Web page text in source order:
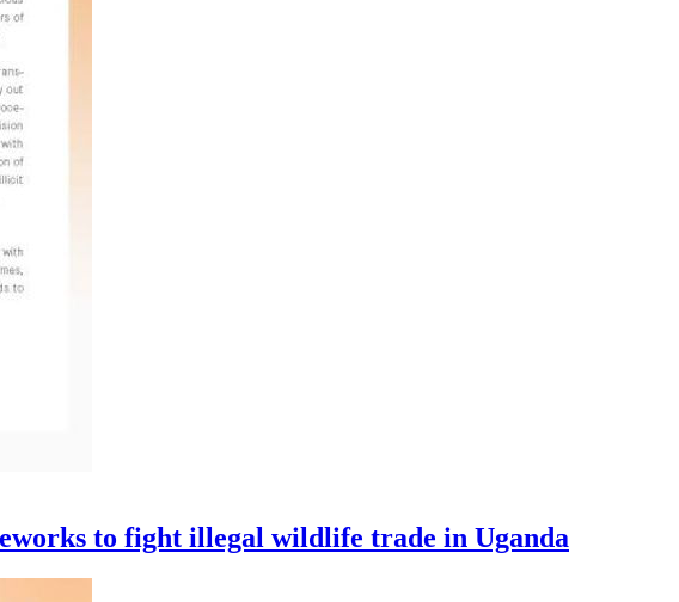
to fight illegal wildlife trade in Uganda